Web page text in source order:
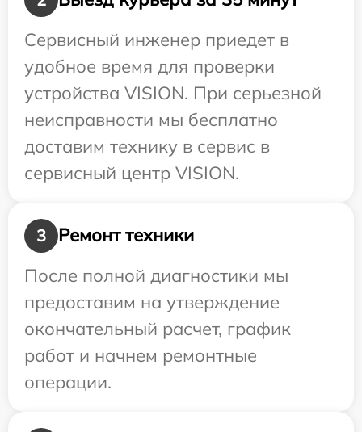
Сервисный инженер приедет в
удобное время для проверки
устройства VISION. При серьезной
неисправности мы бесплатно
доставим технику в сервис в
сервисный центр VISION.
3
Ремонт техники
После полной диагностики мы
предоставим на утверждение
окончательный расчет, график
работ и начнем ремонтные
операции.